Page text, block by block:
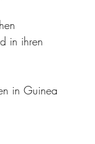
in ihren
in Guinea